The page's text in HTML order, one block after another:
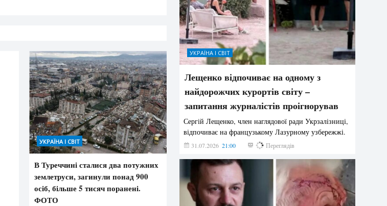
УКРАЇНА І СВІТ
В Туреччині сталися два потужних
землетруси, загинули понад 900
осіб, більше 5 тисяч поранені.
ФОТО
УКРАЇНА І СВІТ
Лещенко відпочиває на одному з
найдорожчих курортів світу –
запитання журналістів проігнорував
Сергій Лещенко, член наглядової ради Укрзалізниці,
відпочиває на французькому Лазурному узбережжі.
31.07.2026 21:00 211 Переглядів